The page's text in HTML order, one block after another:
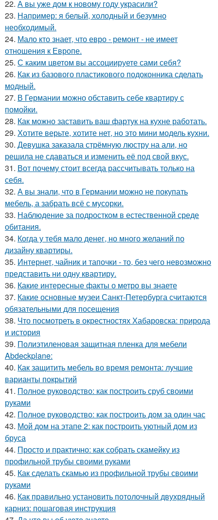
22. А вы уже дом к новому году украсили?
23. Например: я белый, холодный и безумно
необходимый.
24. Мало кто знает, что евро - ремонт - не имеет
отношения к Европе.
25. С каким цветом вы ассоциируете сами себя?
26. Как из базового пластикового подоконника сделать
модный.
27. В Германии можно обставить себе квартиру с
помойки.
28. Как можно заставить ваш фартук на кухне работать.
29. Хотите верьте, хотите нет, но это мини модель кухни.
30. Девушка заказала стрёмную люстру на али, но
решила не сдаваться и изменить её под свой вкус.
31. Вот почему стоит всегда рассчитывать только на
себя.
32. А вы знали, что в Германии можно не покупать
мебель, а забрать всё с мусорки.
33. Наблюдение за подростком в естественной среде
обитания.
34. Когда у тебя мало денег, но много желаний по
дизайну квартиры.
35. Интернет, чайник и тапочки - то, без чего невозможно
представить ни одну квартиру.
36. Какие интересные факты о метро вы знаете
37. Какие основные музеи Санкт-Петербурга считаются
обязательными для посещения
38. Что посмотреть в окрестностях Хабаровска: природа
и история
39. Полиэтиленовая защитная пленка для мебели
Abdeckplane:
40. Как защитить мебель во время ремонта: лучшие
варианты покрытий
41. Полное руководство: как построить сруб своими
руками
42. Полное руководство: как построить дом за один час
43. Мой дом на этапе 2: как построить уютный дом из
бруса
44. Просто и практично: как собрать скамейку из
профильной трубы своими руками
45. Как сделать скамью из профильной трубы своими
руками
46. Как правильно установить потолочный двухрядный
карниз: пошаговая инструкция